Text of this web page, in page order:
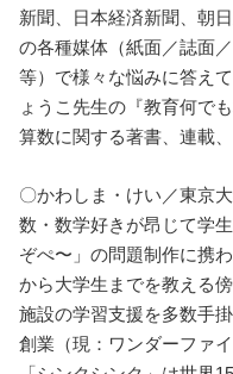
新聞、日本経済新聞、朝
の各種媒体（紙面／誌面
等）で様々な悩みに答え
ょうこ先生の『教育何で
算数に関する著書、連載
〇かわしま・けい／東京
数・数学好きが昂じて学
ぞぺ〜」の問題制作に携
から大学生までを教える
施設の学習支援を多数手
創業（現：ワンダーファ